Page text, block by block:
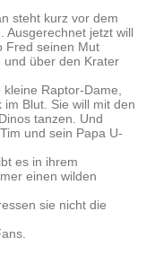
steht kurz vor dem
Ausgerechnet jetzt will
Fred seinen Mut
und über den Krater
Raptor-Dame,
im Blut. Sie will mit den
tanzen. Und
und sein Papa U-
es in ihrem
einen wilden
sie nicht die